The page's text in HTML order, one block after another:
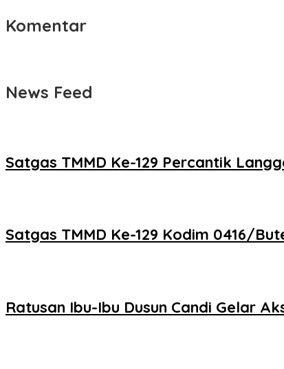
Komentar
News Feed
Satgas TMMD Ke-129 Percantik
Satgas TMMD Ke-129 Kodim 0416/
Ratusan Ibu-Ibu Dusun Candi Gelar